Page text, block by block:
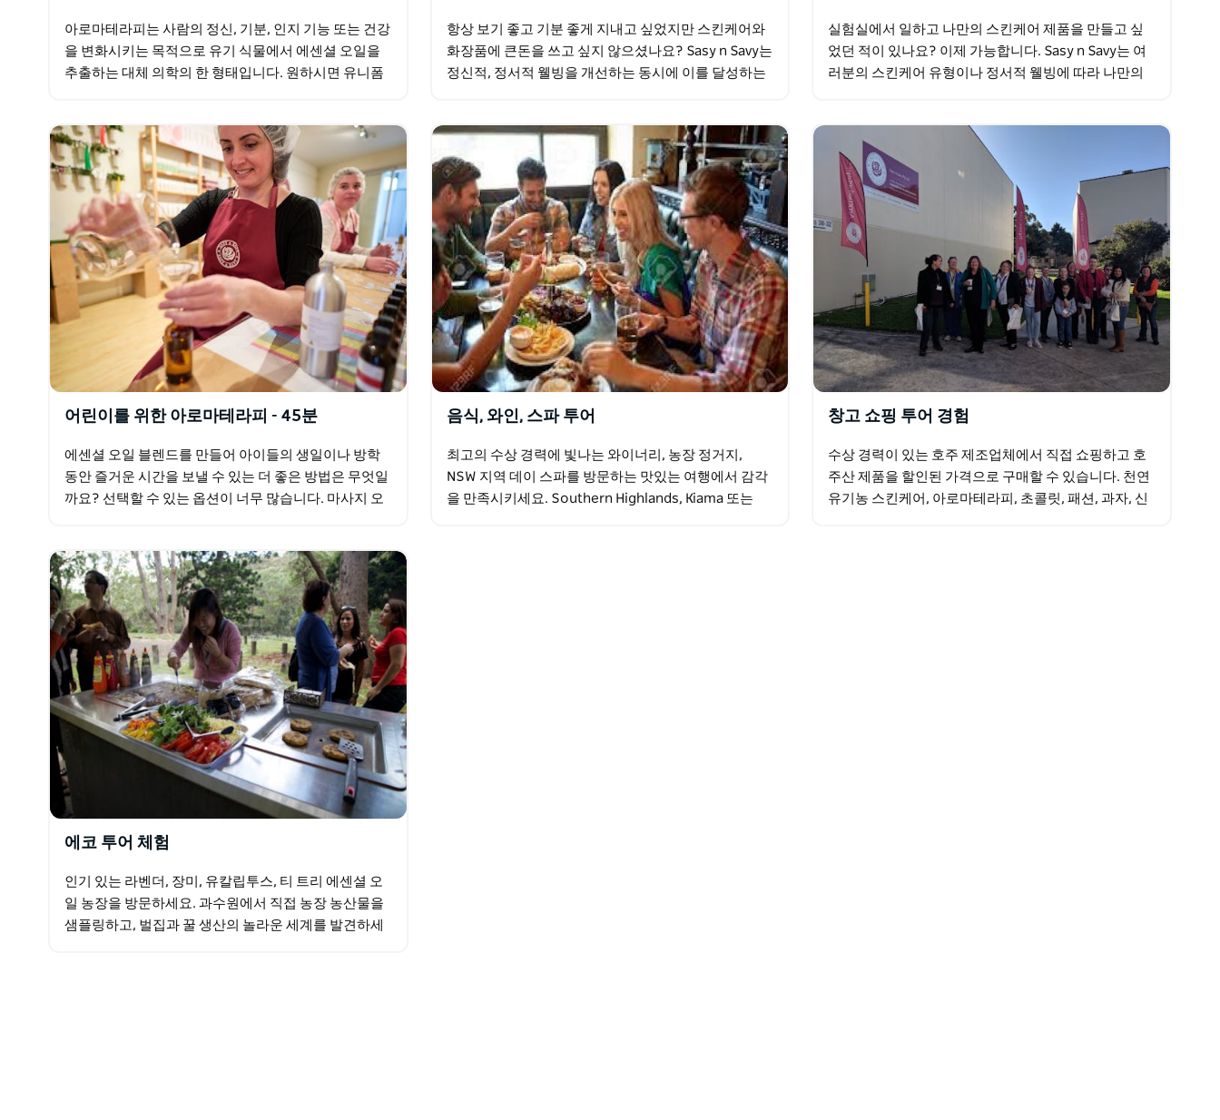
아로마테라피는 사람의 정신, 기분, 인지 기능 또는 건강
을 변화시키는 목적으로 유기 식물에서 에센셜 오일을
추출하는 대체 의학의 한 형태입니다. 원하시면 유니폼
항상 보기 좋고 기분 좋게 지내고 싶었지만 스킨케어와
화장품에 큰돈을 쓰고 싶지 않으셨나요? Sasy n Savy는
정신적, 정서적 웰빙을 개선하는 동시에 이를 달성하는
실험실에서 일하고 나만의 스킨케어 제품을 만들고 싶
었던 적이 있나요? 이제 가능합니다. Sasy n Savy는 여
러분의 스킨케어 유형이나 정서적 웰빙에 따라 나만의
어린이를 위한 아로마테라피 - 45분
에센셜 오일 블렌드를 만들어 아이들의 생일이나 방학
동안 즐거운 시간을 보낼 수 있는 더 좋은 방법은 무엇일
까요? 선택할 수 있는 옵션이 너무 많습니다. 마사지 오
음식, 와인, 스파 투어
최고의 수상 경력에 빛나는 와이너리, 농장 정거지,
NSW 지역 데이 스파를 방문하는 맛있는 여행에서 감각
을 만족시키세요. Southern Highlands, Kiama 또는
창고 쇼핑 투어 경험
수상 경력이 있는 호주 제조업체에서 직접 쇼핑하고 호
주산 제품을 할인된 가격으로 구매할 수 있습니다. 천연
유기농 스킨케어, 아로마테라피, 초콜릿, 패션, 과자, 신
에코 투어 체험
인기 있는 라벤더, 장미, 유칼립투스, 티 트리 에센셜 오
일 농장을 방문하세요. 과수원에서 직접 농장 농산물을
샘플링하고, 벌집과 꿀 생산의 놀라운 세계를 발견하세